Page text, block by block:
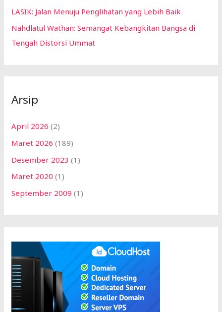
LASIK: Jalan Menuju Penglihatan yang Lebih Baik
Nahdlatul Wathan: Semangat Kebangkitan Bangsa di
Tengah Distorsi Ummat
Arsip
April 2026 (2)
Maret 2026 (189)
Desember 2023 (1)
Maret 2020 (1)
September 2009 (1)